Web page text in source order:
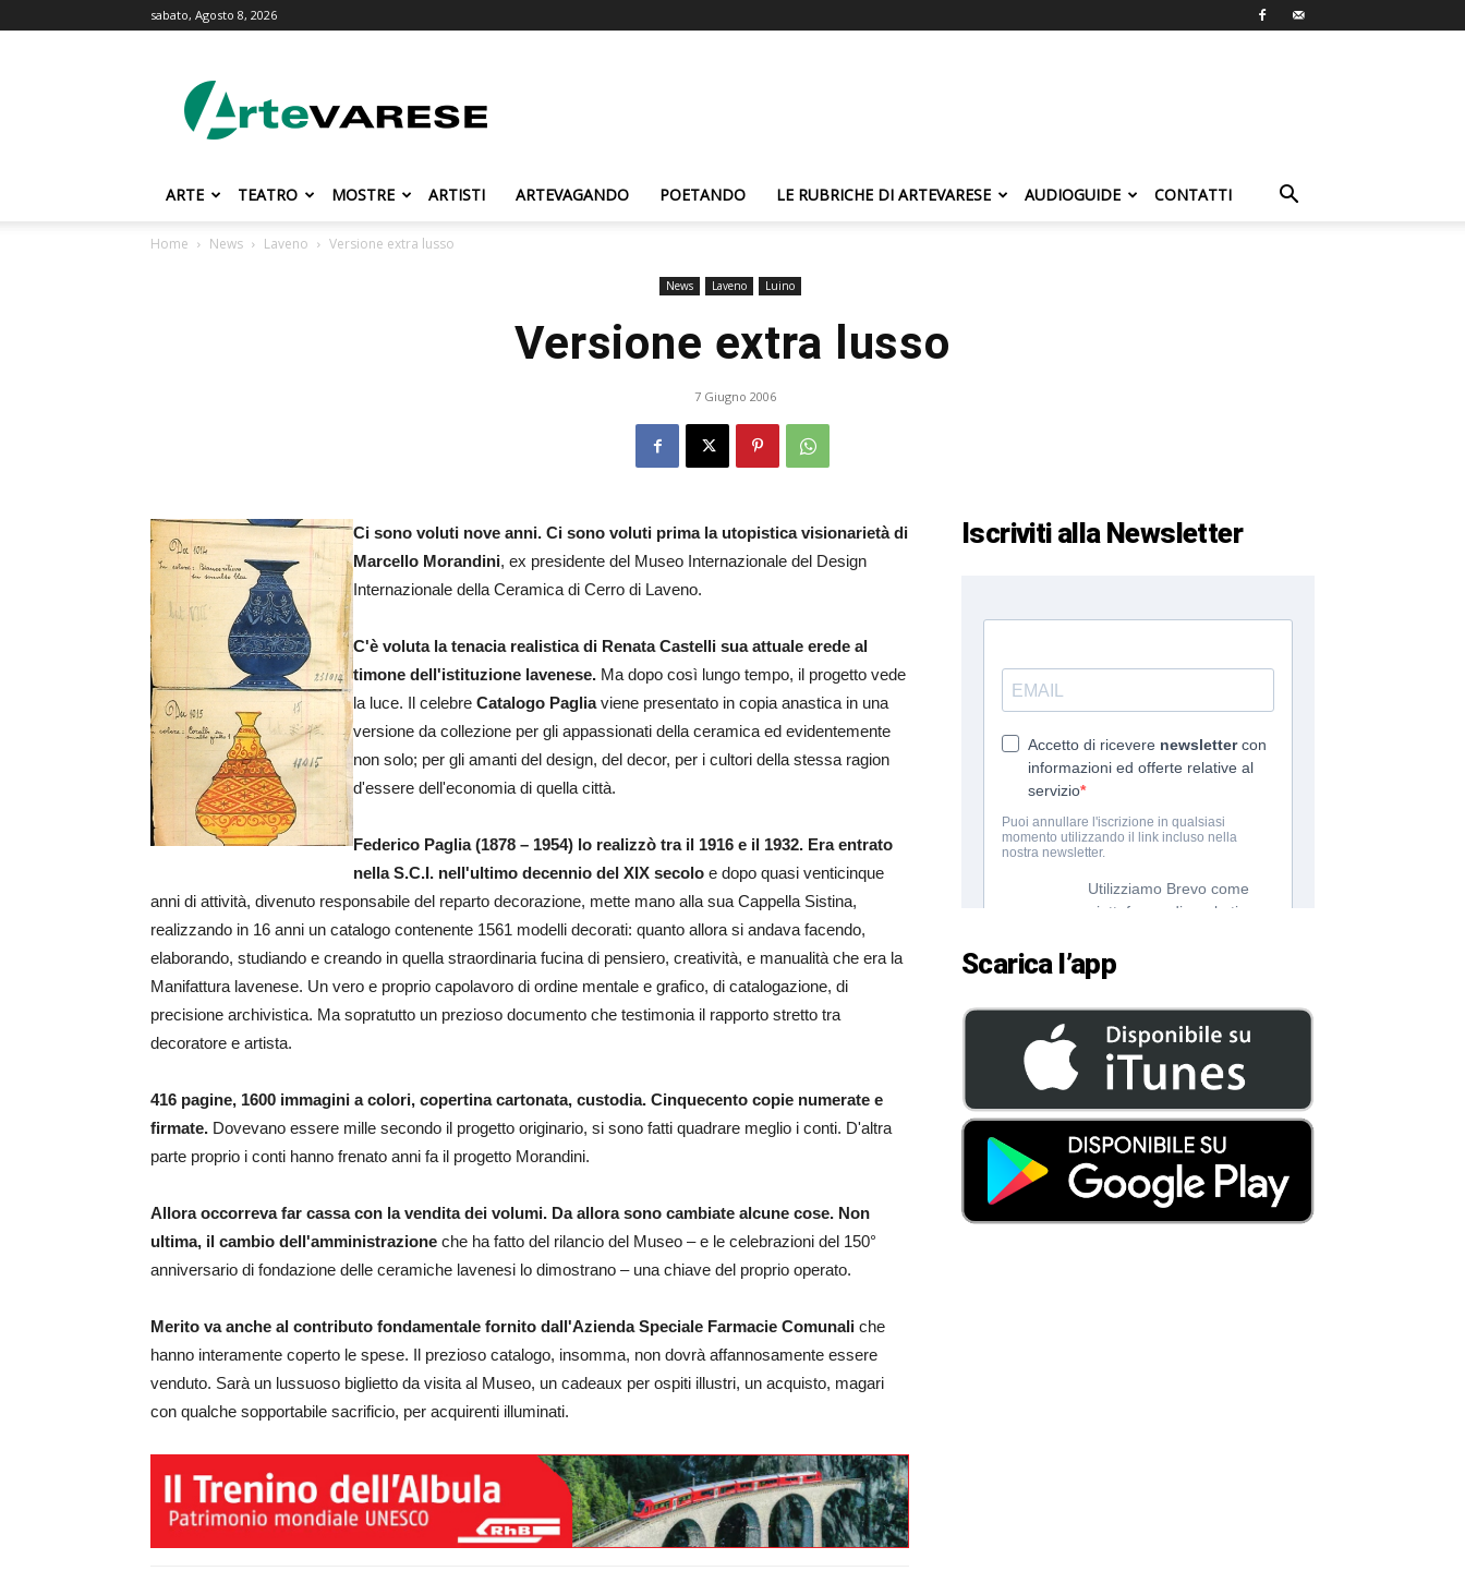
sabato, Agosto 8, 2026
ARTE TEATRO MOSTRE ARTISTI ARTEVAGANDO POETANDO LE RUBRICHE DI ARTEVARESE AUDIOGUIDE CONTATTI
Home News Laveno Versione extra lusso
News Laveno Luino
Versione extra lusso
7 Giugno 2006
Ci sono voluti nove anni. Ci sono voluti prima la utopistica visionarietà di
Marcello Morandini, ex presidente del Museo Internazionale del Design
Internazionale della Ceramica di Cerro di Laveno.
C'è voluta la tenacia realistica di Renata Castelli sua attuale erede al
timone dell'istituzione lavenese. Ma dopo così lungo tempo, il progetto vede
la luce. Il celebre Catalogo Pagliaviene presentato in copia anastica in una
versione da collezione per gli appassionati della ceramica ed evidentemente
non solo; per gli amanti del design, del decor, per i cultori della stessa ragion
d'essere dell'economia di quella città.
Federico Paglia (1878 – 1954) lo realizzò tra il 1916 e il 1932. Era entrato
nella S.C.I. nell'ultimo decennio del XIX secolo e dopo quasi venticinque
anni di attività, divenuto responsabile del reparto decorazione, mette mano alla sua Cappella Sistina,
realizzando in 16 anni un catalogo contenente 1561 modelli decorati: quanto allora si andava facendo,
elaborando, studiando e creando in quella straordinaria fucina di pensiero, creatività, e manualità che era la
Manifattura lavenese. Un vero e proprio capolavoro di ordine mentale e grafico, di catalogazione, di
precisione archivistica. Ma sopratutto un prezioso documento che testimonia il rapporto stretto tra
decoratore e artista.
416 pagine, 1600 immagini a colori, copertina cartonata, custodia. Cinquecento copie numerate e
firmate. Dovevano essere mille secondo il progetto originario, si sono fatti quadrare meglio i conti. D'altra
parte proprio i conti hanno frenato anni fa il progetto Morandini.
Allora occorreva far cassa con la vendita dei volumi. Da allora sono cambiate alcune cose. Non
ultima, il cambio dell'amministrazione che ha fatto del rilancio del Museo – e le celebrazioni del 150°
anniversario di fondazione delle ceramiche lavenesi lo dimostrano – una chiave del proprio operato.
Merito va anche al contributo fondamentale fornito dall'Azienda Speciale Farmacie Comunali che
hanno interamente coperto le spese. Il prezioso catalogo, insomma, non dovrà affannosamente essere
venduto. Sarà un lussuoso biglietto da visita al Museo, un cadeaux per ospiti illustri, un acquisto, magari
con qualche sopportabile sacrificio, per acquirenti illuminati.
Iscriviti alla Newsletter
Scarica l’app